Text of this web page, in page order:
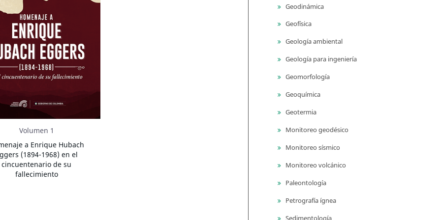
Volumen 1
a Enrique Hubach
(1894-1968) en el
cincuentenario de su
fallecimiento
Geodinámica
Geofísica
Geología ambiental
Geología para ingeniería
Geomorfología
Geoquímica
Geotermia
Monitoreo geodésico
Monitoreo sísmico
Monitoreo volcánico
Paleontología
Petrografía ígnea
Sedimentología